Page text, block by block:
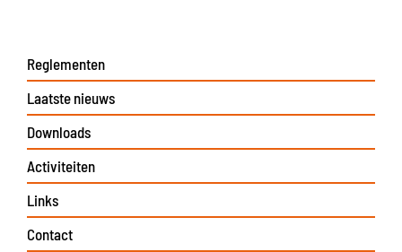
Reglementen
Laatste nieuws
Downloads
Activiteiten
Links
Contact